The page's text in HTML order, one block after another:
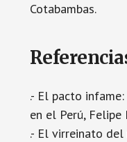
Cotabambas.
.- El pacto
en el Perú,
.- El virreinato